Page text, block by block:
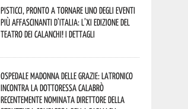
Pisticci, pronto a tornare uno degli eventi
più affascinanti d’Italia: l’XI edizione del
Teatro dei Calanchi! I dettagli
Ospedale Madonna delle Grazie: Latronico
incontra la dottoressa Calabrò
recentemente nominata Direttore della